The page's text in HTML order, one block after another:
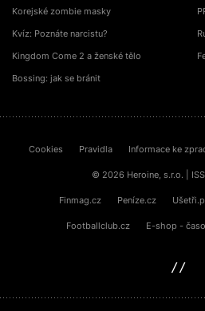
Korejské zombie masky
Kvíz: Poznáte narcistu?
Kingdom Come 2 a ženské tělo
Bossing: jak se bránit
Cookies Pravidla Informace ke
© 2026 Heroine, s.r.o. |
Finmag.cz Peníze.cz
Footballclub.cz E-shop -